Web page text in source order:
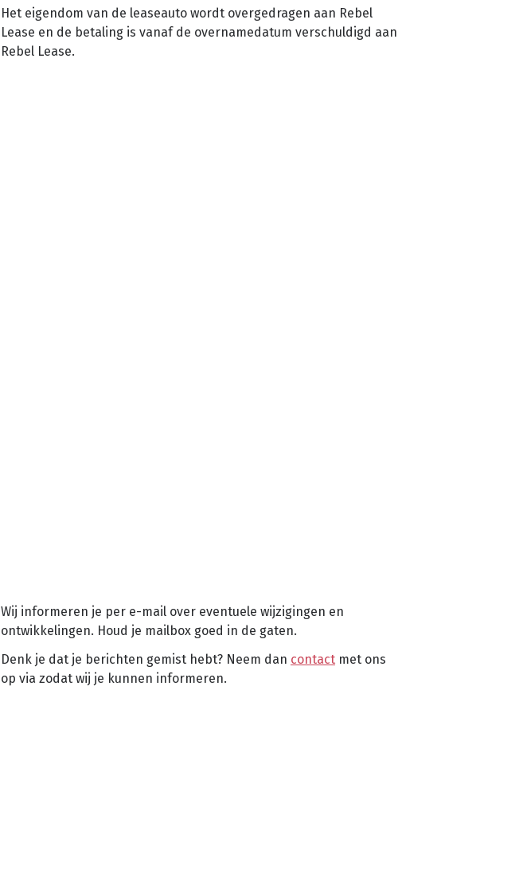
Het eigendom van de leaseauto wordt overgedragen aan Rebel
Lease en de betaling is vanaf de overnamedatum verschuldigd aan
Rebel Lease.
Wij informeren je per e-mail over eventuele wijzigingen en
ontwikkelingen. Houd je mailbox goed in de gaten.
Denk je dat je berichten gemist hebt? Neem dan contactmet ons
op via zodat wij je kunnen informeren.